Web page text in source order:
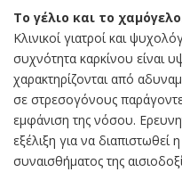
Το γέλιο και το
Κλινικοί γιατροί και
συχνότητα καρκίνου είναι
χαρακτηρίζονται από
σε στρεσογόνους
εμφάνιση της νόσου.
εξέλιξη για να
συναισθήματος της